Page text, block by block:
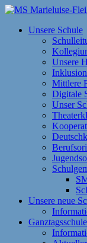
Zum
springen
MS Marieluise-Fleißer
Asamstraße 57
Unsere Schule
Unsere
Inklusion
Mittlere
Digitale
Unser
Unsere neue
Ganztagsschule